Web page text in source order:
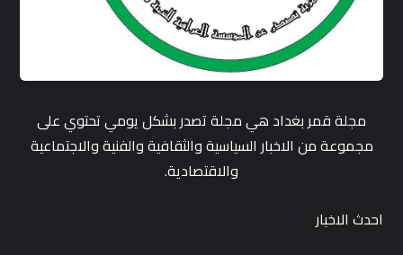
مجلة قمر بغداد هي مجلة تصدر بشكل يومي تحتوي على
مجموعة من الاخبار السياسية والثقافية والفنية والاجتماعية
والاقتصادية.
احدث الاخبار